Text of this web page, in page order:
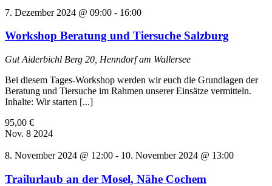
7. Dezember 2024 @ 09:00 - 16:00
Workshop Beratung und Tiersuche Salzburg
Gut Aiderbichl Berg 20, Henndorf am Wallersee
Bei diesem Tages-Workshop werden wir euch die Grundlagen der
Beratung und Tiersuche im Rahmen unserer Einsätze vermitteln.
Inhalte: Wir starten [...]
95,00 €
Nov. 8 2024
8. November 2024 @ 12:00 - 10. November 2024 @ 13:00
Trailurlaub an der Mosel, Nähe Cochem